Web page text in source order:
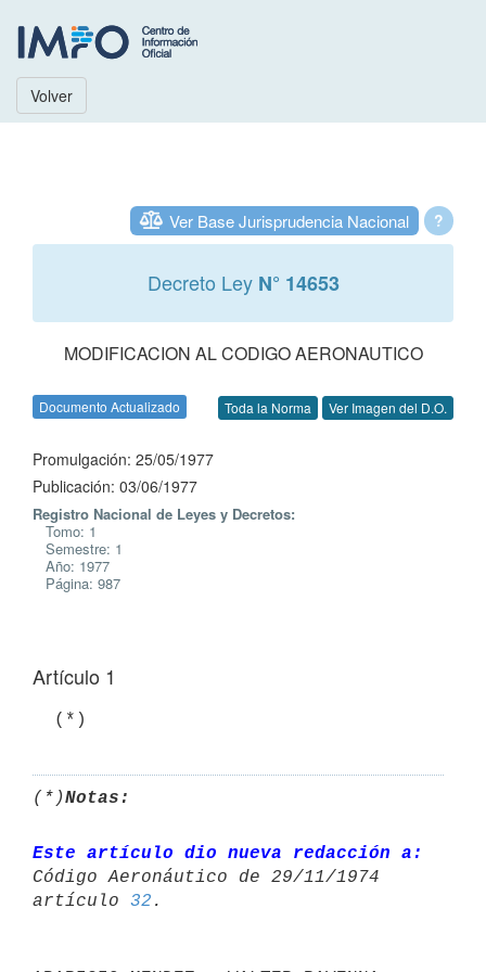
Volver
?
Ver Base Jurisprudencia Nacional
Decreto Ley N° 14653
MODIFICACION AL CODIGO AERONAUTICO
Documento Actualizado Toda la Norma Ver Imagen del D.O.
Promulgación: 25/05/1977
Publicación: 03/06/1977
Registro Nacional de Leyes y Decretos:
Tomo: 1
Semestre: 1
Año: 1977
Página: 987
Artículo 1
(*)Notas:
Este artículo dio nueva redacción a:
Código Aeronáutico de 29/11/1974
artículo 32